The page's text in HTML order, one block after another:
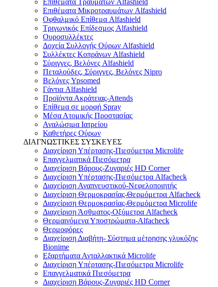
Επιθέματα Μικροτραυμάτων Alfashield
Οφθαλμικό Eπίθεμα Alfashield
Τριγωνικός Επίδεσμος Alfashield
Ουροσυλλέκτες
Δοχεία Συλλογής Ούρων Alfashield
Συλλέκτες Κοπράνων Alfashield
Σύριγγες, Βελόνες Alfashield
Πεταλούδες, Σύριγγες, Βελόνες Nipro
Βελόνες Ypsomed
Γάντια Alfashield
Προϊόντα Ακράτειας-Attends
Επίθεμα σε μορφή Spray
Μέσα Ατομικής Προστασίας
Αναλώσιμα Ιατρείου
Καθετήρες Ούρων
ΔΙΑΓΝΩΣΤΙΚΕΣ ΣΥΣΚΕΥΕΣ
Διαχείριση Υπέρτασης-Πιεσόμετρα Microlife
Επαγγελματικά Πιεσόμετρα
Διαχείριση Βάρους-Ζυγαριές HD Corner
Διαχείριση Υπέρτασης-Πιεσόμετρα Alfacheck
Διαχείριση Αναπνευστικού-Νεφελοποιητής
Διαχείριση Θερμοκρασίας-Θερμόμετρα Alfacheck
Διαχείριση Θερμοκρασίας-Θερμόμετρα Microlife
Διαχείριση Άσθματος-Οξύμετρα Alfacheck
Θερμαινόμενα Υποστρώματα-Alfacheck
Θερμοφόρες
Διαχείριση Διαβήτη- Σύστημα μέτρησης γλυκόζης
Bionime
Εξαρτήματα Ανταλλακτικά Microlife
Διαχείριση Υπέρτασης-Πιεσόμετρα Microlife
Επαγγελματικά Πιεσόμετρα
Διαχείριση Βάρους-Ζυγαριές HD Corner